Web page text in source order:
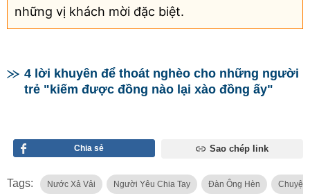
những vị khách mời đặc biệt.
4 lời khuyên để thoát nghèo cho những người
trẻ "kiếm được đồng nào lại xào đồng ấy"
Chia sẻ Sao chép link
Tags: Nước Xả Vải Người Yêu Chia Tay Đàn Ông Hèn Chuyện